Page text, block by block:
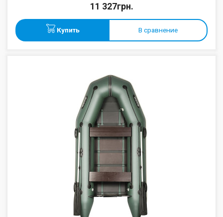
11 327грн.
Купить В сравнение